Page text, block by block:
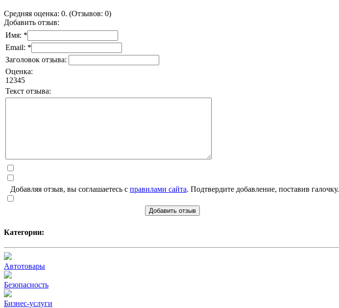
Средняя оценка: 0. (Отзывов: 0)
Добавить отзыв:
Имя: *
Email: *
Заголовок отзыва:
Оценка:
1 2345
Текст отзыва:
Добавляя отзыв, вы соглашаетесь с правилами сайта. Подтвердите добавление, поставив галочку.
Добавить отзыв
Категории:
Автотовары
Безопасность
Бизнес-услуги